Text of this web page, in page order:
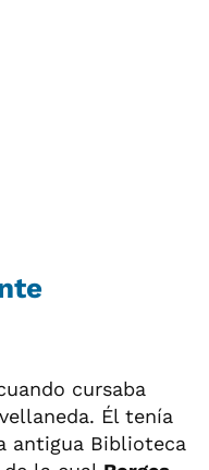
cursaba
Él tenía
antigua Biblioteca